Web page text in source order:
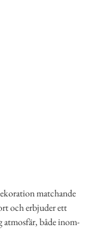
matchande
och erbjuder ett
atmosfär, både inom-